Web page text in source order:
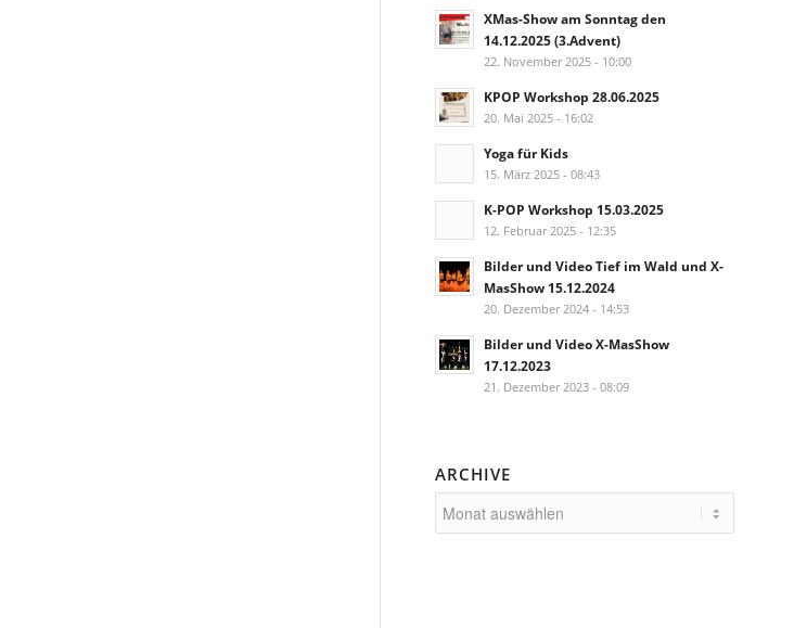
XMas-Show am Sonntag den
14.12.2025 (3.Advent)
22. November 2025 - 10:00
KPOP Workshop 28.06.2025
20. Mai 2025 - 16:02
Yoga für Kids
15. März 2025 - 08:43
K-POP Workshop 15.03.2025
12. Februar 2025 - 12:35
Bilder und Video Tief im Wald und X-
MasShow 15.12.2024
20. Dezember 2024 - 14:53
Bilder und Video X-MasShow
17.12.2023
21. Dezember 2023 - 08:09
ARCHIVE